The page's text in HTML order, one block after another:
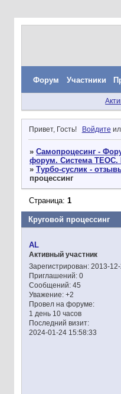
Форум Участники
Привет, Гость! Войдите
» Самопроцесинг -
форум. Система ТЕОС.
» Турбо-суслик -
процессинг
Круговой процессинг
Страница: 1
AL
Активный участник
Зарегистрирован: 2013-
Приглашений:0
Сообщений:45
Уважение: +2
Провел на форуме:
1 день 10 часов
Последний визит:
2024-01-24 15:58:33